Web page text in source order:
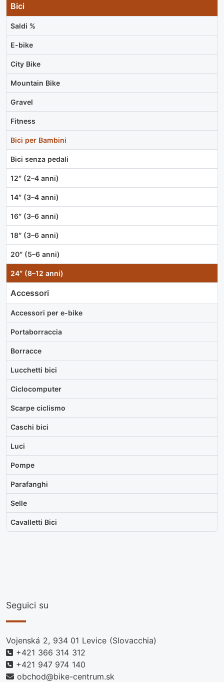
Bici
Saldi %
E-bike
City Bike
Mountain Bike
Gravel
Fitness
Bici per Bambini
Bici senza pedali
12″ (2–4 anni)
14″ (3–4 anni)
16″ (3–6 anni)
18″ (3–6 anni)
20″ (5–6 anni)
24″ (8–12 anni)
Accessori
Accessori per e-bike
Portaborraccia
Borracce
Lucchetti bici
Ciclocomputer
Scarpe ciclismo
Caschi bici
Luci
Pompe
Parafanghi
Selle
Cavalletti Bici
Seguici su
Vojenská 2, 934 01 Levice (Slovacchia)
+421 366 314 312
+421 947 974 140
obchod@bike-centrum.sk